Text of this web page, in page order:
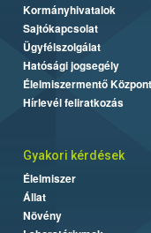
Kormányhivatalok
Sajtókapcsolat
Ügyfélszolgálat
Hatósági jogsegély
Élelmiszermentő Központ
Hírlevél feliratkozás
Gyakori kérdések
Élelmiszer
Állat
Növény